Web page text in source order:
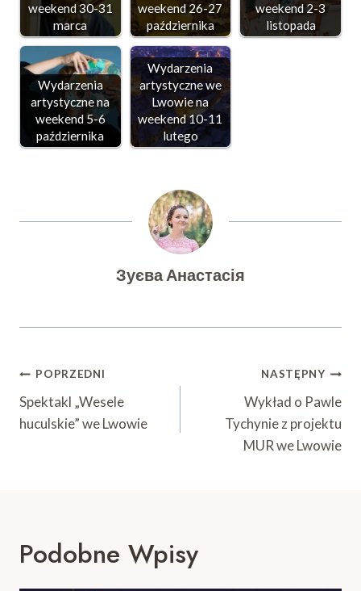
weekend 30-31
marca
weekend 26-27
października
weekend 2-3
listopada
Wydarzenia
artystyczne na
weekend 5-6
października
Wydarzenia
artystyczne we
Lwowie na
weekend 10-11
lutego
Зуєва Анастасія
Nawigacja
Wpisu
POPRZEDNI
Spektakl „Wesele
huculskie” we Lwowie
NASTĘPNY
Wykład o Pawle
Tychynie z projektu
MUR we Lwowie
Podobne Wpisy